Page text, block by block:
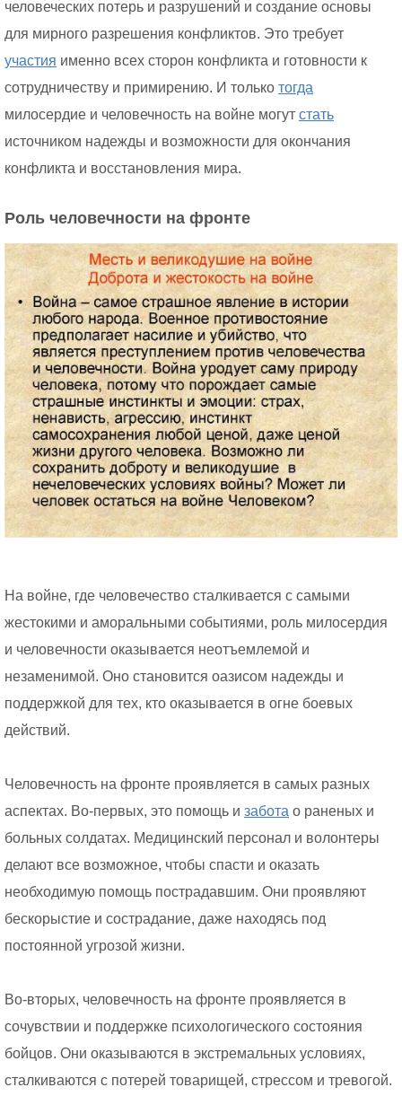
человеческих потерь и разрушений и создание основы
для мирного разрешения конфликтов. Это требует
участия именно всех сторон конфликта и готовности к
сотрудничеству и примирению. И только тогда
милосердие и человечность на войне могут стать
источником надежды и возможности для окончания
конфликта и восстановления мира.
Роль человечности на фронте
На войне, где человечество сталкивается с самыми
жестокими и аморальными событиями, роль милосердия
и человечности оказывается неотъемлемой и
незаменимой. Оно становится оазисом надежды и
поддержкой для тех, кто оказывается в огне боевых
действий.
Человечность на фронте проявляется в самых разных
аспектах. Во-первых, это помощь и забота о раненых и
больных солдатах. Медицинский персонал и волонтеры
делают все возможное, чтобы спасти и оказать
необходимую помощь пострадавшим. Они проявляют
бескорыстие и сострадание, даже находясь под
постоянной угрозой жизни.
Во-вторых, человечность на фронте проявляется в
сочувствии и поддержке психологического состояния
бойцов. Они оказываются в экстремальных условиях,
сталкиваются с потерей товарищей, стрессом и тревогой.